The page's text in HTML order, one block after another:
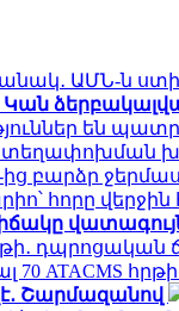
ԱՄՆ-ն
են
բարձր
հորը
դպրոցական
ATACMS
Շարմազանով